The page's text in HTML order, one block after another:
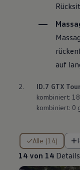
auf
2. ID.7 GTX
kombiniert:
kombiniert: 0
Alle (14)
14 von 14 Details
14 von 14 Details